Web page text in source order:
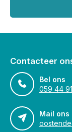
Contacteer
Bel ons
059 44
Mail ons